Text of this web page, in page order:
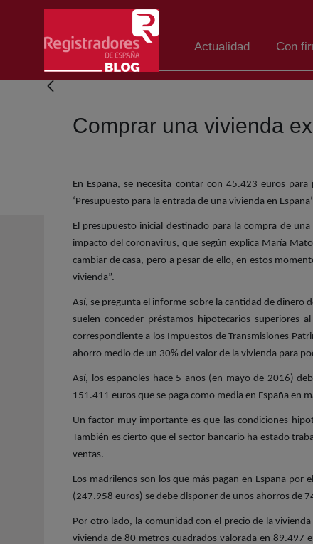
Skip to Main Content
Actualidad Con
Comprar una vivienda
En España, se necesita contar con 45.423 euros
‘Presupuesto para la entrada de una vivienda en
El presupuesto inicial destinado para la compra de
impacto del coronavirus, que según explica María
cambiar de casa, pero a pesar de ello, en estos
vivienda”.
Así, se pregunta el informe sobre la cantidad de dinero
suelen conceder préstamos hipotecarios
correspondiente a los Impuestos de Transmisiones
ahorro medio de un 30% del valor de la vivienda para
Así, los españoles hace 5 años (en mayo de 2016)
151.411 euros que se paga como media en España en
Un factor muy importante es que las condiciones
También es cierto que el sector bancario ha estado
ventas.
Los madrileños son los que más pagan en España
(247.958 euros) se debe disponer de unos ahorros de
Por otro lado, la comunidad con el precio de la
vivienda de 80 metros cuadrados valorada en 89.497